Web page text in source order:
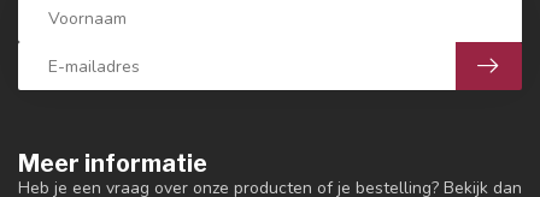
Meer informatie
Heb je een vraag over onze producten of je bestelling? Bekijk dan